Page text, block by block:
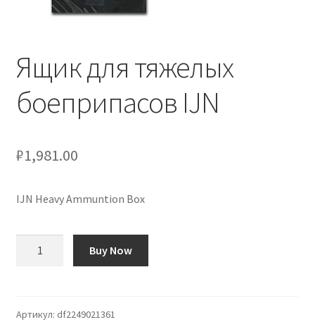
Оформление заказа
Скидки
Ящик для тяжелых
боеприпасов IJN
₽1,981.00
IJN Heavy Ammuntion Box
тяжелых
Buy Now
Артикул: df2249021361